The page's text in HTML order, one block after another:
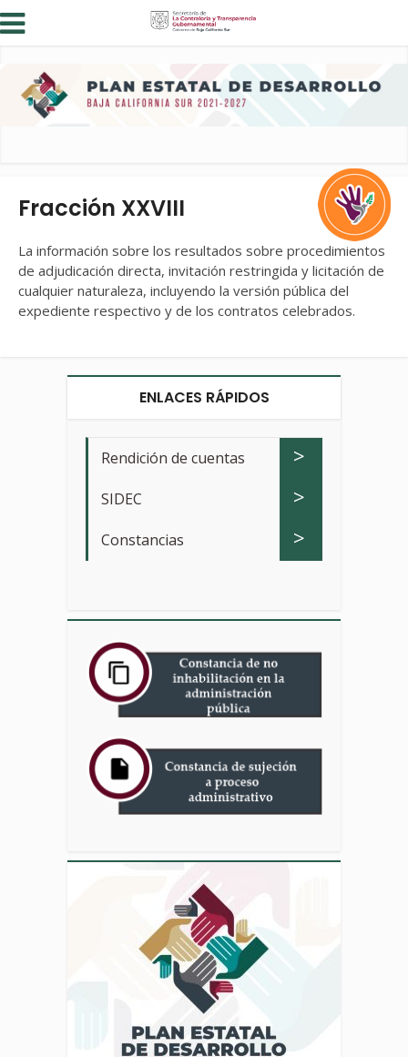
Fracción XXVIII
La información sobre los resultados sobre procedimientos
de adjudicación directa, invitación restringida y licitación de
cualquier naturaleza, incluyendo la versión pública del
expediente respectivo y de los contratos celebrados.
ENLACES RÁPIDOS
Rendición de cuentas >
SIDEC >
Constancias >